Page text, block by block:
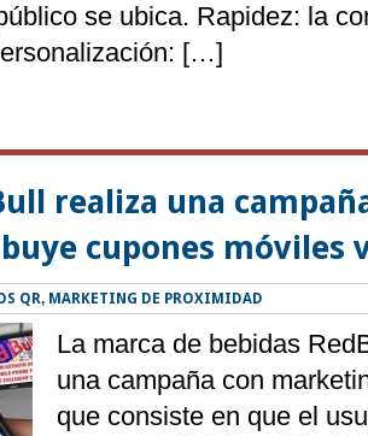
se ubica. Rapidez: la
[…]
realiza una
cupones móviles
QR, MARKETING DE PROXIMIDAD
La marca de bebidas
una campaña con
que consiste en que el